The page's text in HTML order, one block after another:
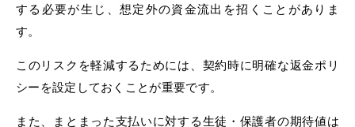
する必要が生じ、想定外の資金流出を招くことがありま
す。
このリスクを軽減するためには、契約時に明確な返金ポリ
シーを設定しておくことが重要です。
また、まとまった支払いに対する生徒・保護者の期待値は